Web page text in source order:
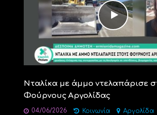
Νταλίκα με άμμο ντελαπάρισε
Φούρνους Αργολίδας
04/06/2026 Κοινωνία Αργολίδα